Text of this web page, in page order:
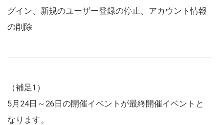
グイン、新規のユーザー登録の停止、アカウント情報
の削除
（補足1）
5月24日～26日の開催イベントが最終開催イベントと
なります。